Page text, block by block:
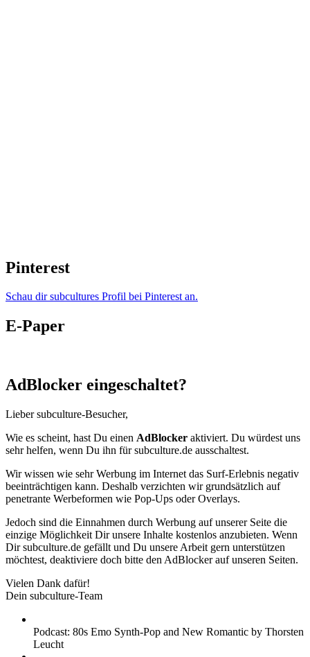
Pinterest
Schau dir subcultures Profil bei Pinterest an.
E-Paper
AdBlocker eingeschaltet?
Lieber subculture-Besucher,
Wie es scheint, hast Du einen AdBlocker aktiviert. Du würdest uns
sehr helfen, wenn Du ihn für subculture.de ausschaltest.
Wir wissen wie sehr Werbung im Internet das Surf-Erlebnis negativ
beeinträchtigen kann. Deshalb verzichten wir grundsätzlich auf
penetrante Werbeformen wie Pop-Ups oder Overlays.
Jedoch sind die Einnahmen durch Werbung auf unserer Seite die
einzige Möglichkeit Dir unsere Inhalte kostenlos anzubieten. Wenn
Dir subculture.de gefällt und Du unsere Arbeit gern unterstützen
möchtest, deaktiviere doch bitte den AdBlocker auf unseren Seiten.
Vielen Dank dafür!
Dein subculture-Team
Podcast: 80s Emo Synth-Pop and New Romantic by Thorsten
Leucht